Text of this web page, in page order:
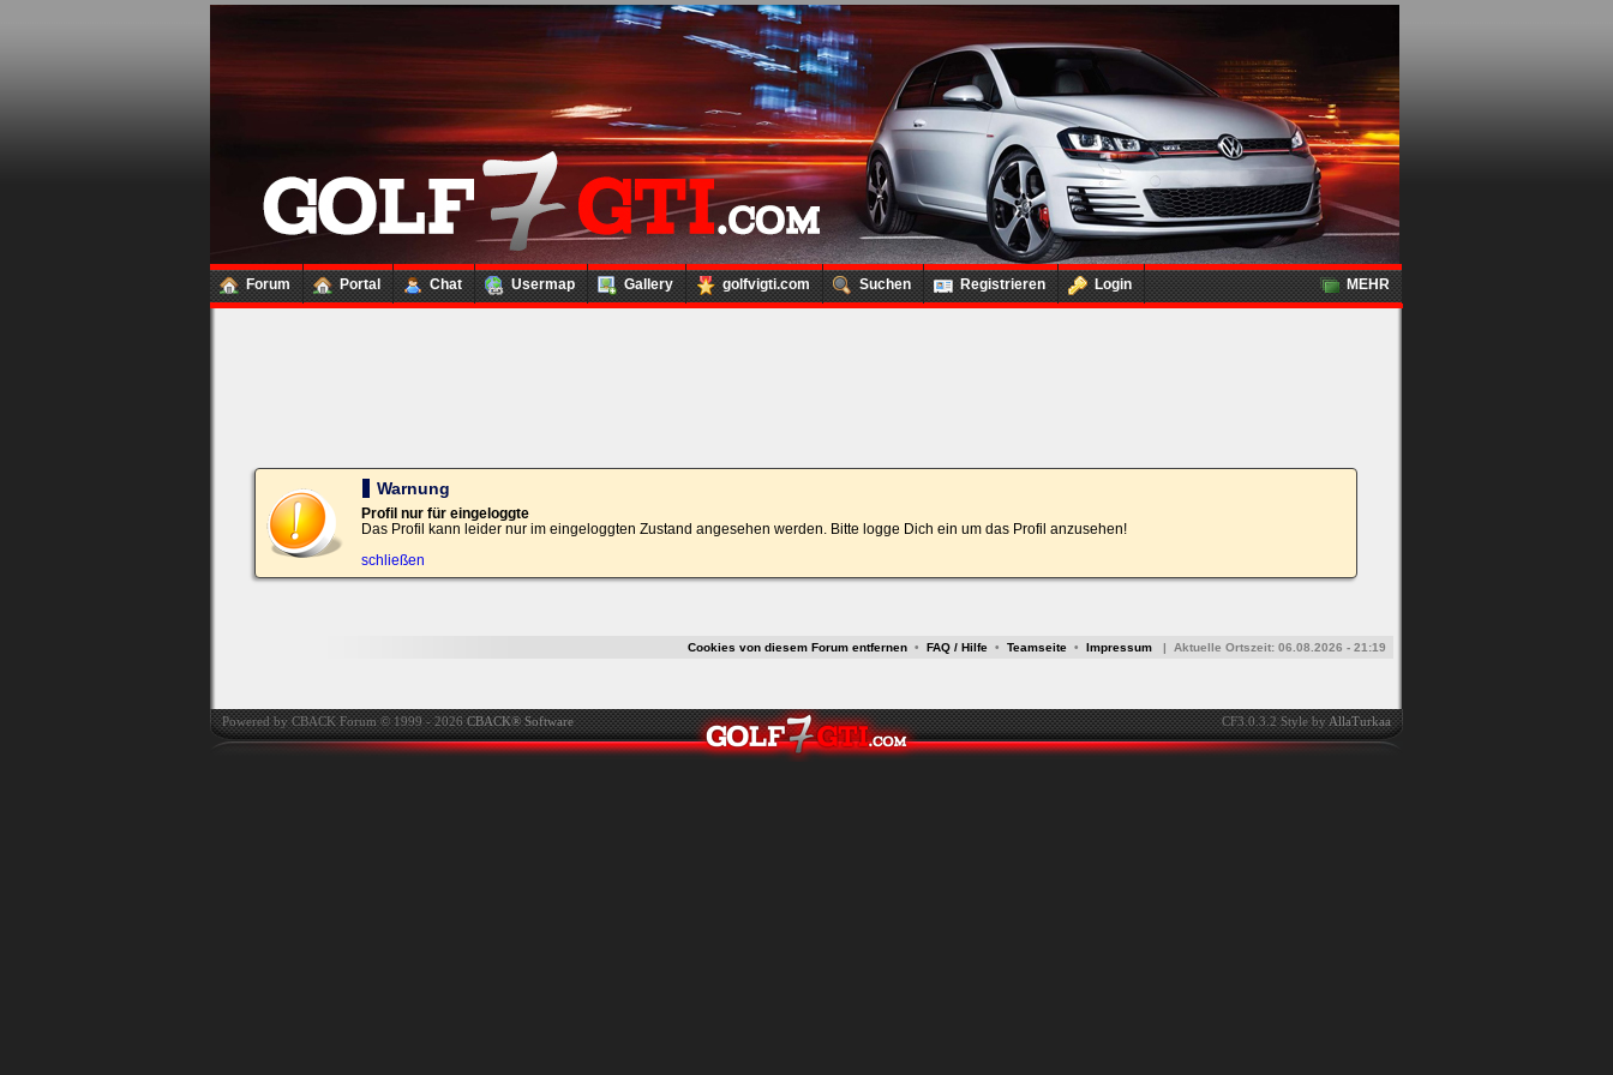
Forum Portal Chat Usermap Gallery golfvigti.com Suchen Registrieren Login MEHR
Loginbox
Trage
bitte
in
die
nachfolgenden
Felder
Deinen
Benutzernamen
und
Kennwort
ein,
um
Bei jedem Besuch
automatisch einloggen.
Warnung
Profil nur für eingeloggte
Das Profil kann leider nur im eingeloggten Zustand angesehen werden. Bitte logge Dich ein um das Profil anzusehen!
schließen
Cookies von diesem Forum entfernen • FAQ / Hilfe • Teamseite • Impressum | Aktuelle Ortszeit: 06.08.2026 - 21:19
Powered by CBACK Forum © 1999 - 2026CBACK® Software CF3.0.3.2 Style byAllaTurkaa